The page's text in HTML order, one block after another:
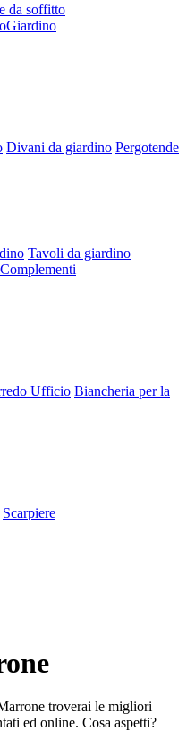
da soffitto
Giardino
Divani da giardino Pergotende
Tavoli da giardino
Complementi
Ufficio Biancheria per la
Scarpiere
troverai le migliori
ed online. Cosa aspetti?